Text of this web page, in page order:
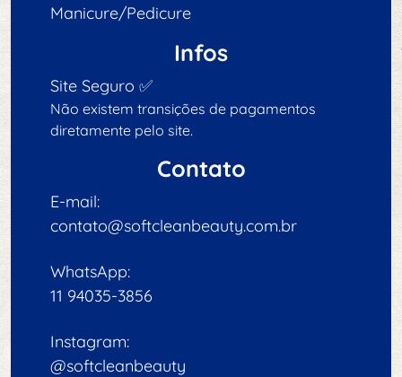
Manicure/Pedicure
Infos
Site Seguro ✅
Não existem transições de pagamentos
diretamente pelo site.
Contato
E-mail:
contato@softcleanbeauty.com.br
WhatsApp:
11 94035-3856
Instagram:
@softcleanbeauty